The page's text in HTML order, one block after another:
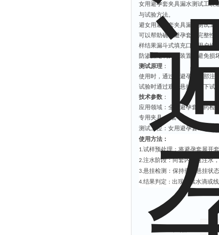
女用避孕套夹具漏水测试工装
与试验方法。
避女用避孕套夹具漏水测试工
可以帮助确保避孕套的完整性
样结果漏斗式填充口，用户操
防渗漏定制夹紧装置，避免损
测试原理 ：
使用时，通过向避孕套内部注
试验时通过观察悬挂状态下试
技术参数 ：
应用领域 ： 全套避孕套，药检
专用夹具：
套
测试工位 ： 女用避孕套5
使用方法：
1.试样预处理：将避孕套展开
2.注水阶段：向套内匀速注水
3.悬挂检测：保持垂直悬挂状态
4.结果判定 ： 出现连续水滴或